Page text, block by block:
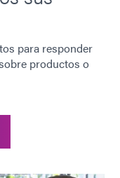
para responder
productos o